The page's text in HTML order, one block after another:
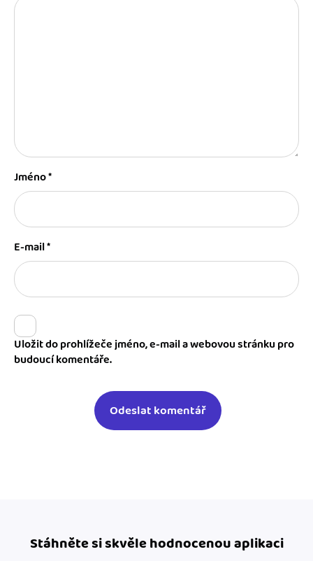
Jméno*
E-mail*
Uložit do prohlížeče jméno, e-mail a webovou stránku pro
budoucí komentáře.
Stáhněte si skvěle hodnocenou aplikaci